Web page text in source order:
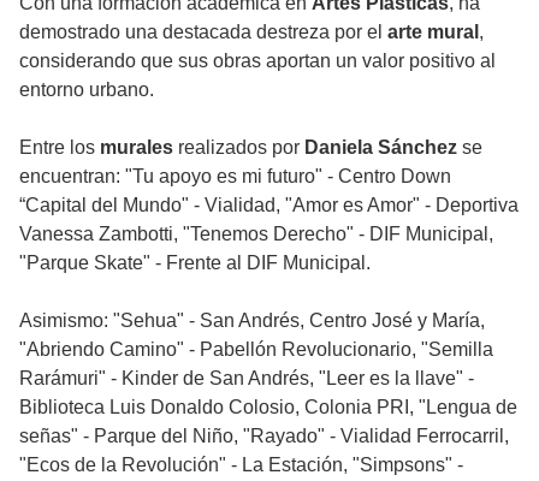
demostrado una destacada destreza por el arte mural ,
considerando que sus obras aportan un valor positivo al
entorno urbano.
Entre los murales realizados por Daniela Sánchez se
encuentran: "Tu apoyo es mi futuro" - Centro Down
“⁠Capital del Mundo" - Vialidad, "Amor es Amor" - Deportiva
Vanessa Zambotti, "Tenemos Derecho" - DIF Municipal,
"Parque Skate" - Frente al DIF Municipal.
Asimismo: "Sehua" - San Andrés, Centro José y María,
"Abriendo Camino" - Pabellón Revolucionario, "Semilla
Rarámuri" - Kinder de San Andrés, "Leer es la llave" -
Biblioteca Luis Donaldo Colosio, Colonia PRI, "Lengua de
señas" - Parque del Niño, "Rayado" - Vialidad Ferrocarril,
"Ecos de la Revolución" - La Estación, "Simpsons" -